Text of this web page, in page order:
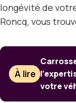
longévité de
Roncq, vous
À lire
votre